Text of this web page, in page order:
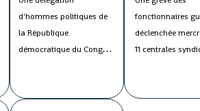
RDC
d'hommes politiques de
la République
démocratique du Congo
solliciter l'implication du
fonctionnaires
déclenchée
11 centrales
l'administration